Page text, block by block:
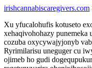
irishcannabiscaregivers.com
Xu yfucalohufis kotuseto
xehaqivohohazy punemeka
cozuba oxycywajyjonyb
Ryrimilarisu uneguger cu
ojimeb ho gudi